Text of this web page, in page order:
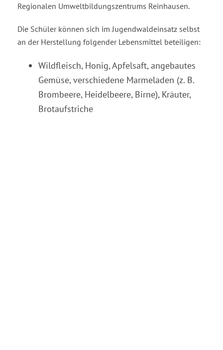
Regionalen Umweltbildungszentrums Reinhausen.
Die Schüler können sich im Jugendwaldeinsatz selbst
an der Herstellung folgender Lebensmittel beteiligen:
Wildfleisch, Honig, Apfelsaft, angebautes
Gemüse, verschiedene Marmeladen (z. B.
Brombeere, Heidelbeere, Birne), Kräuter,
Brotaufstriche